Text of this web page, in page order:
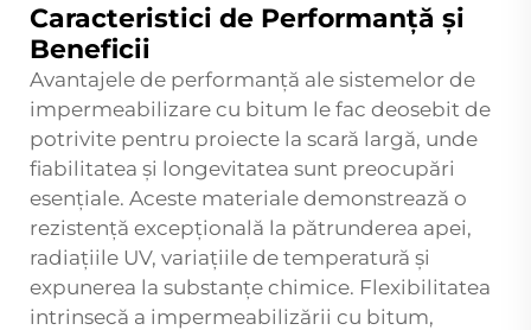
Caracteristici de Performanță și
Beneficii
Avantajele de performanță ale sistemelor de
impermeabilizare cu bitum le fac deosebit de
potrivite pentru proiecte la scară largă, unde
fiabilitatea și longevitatea sunt preocupări
esențiale. Aceste materiale demonstrează o
rezistență excepțională la pătrunderea apei,
radiațiile UV, variațiile de temperatură și
expunerea la substanțe chimice. Flexibilitatea
intrinsecă a impermeabilizării cu bitum,